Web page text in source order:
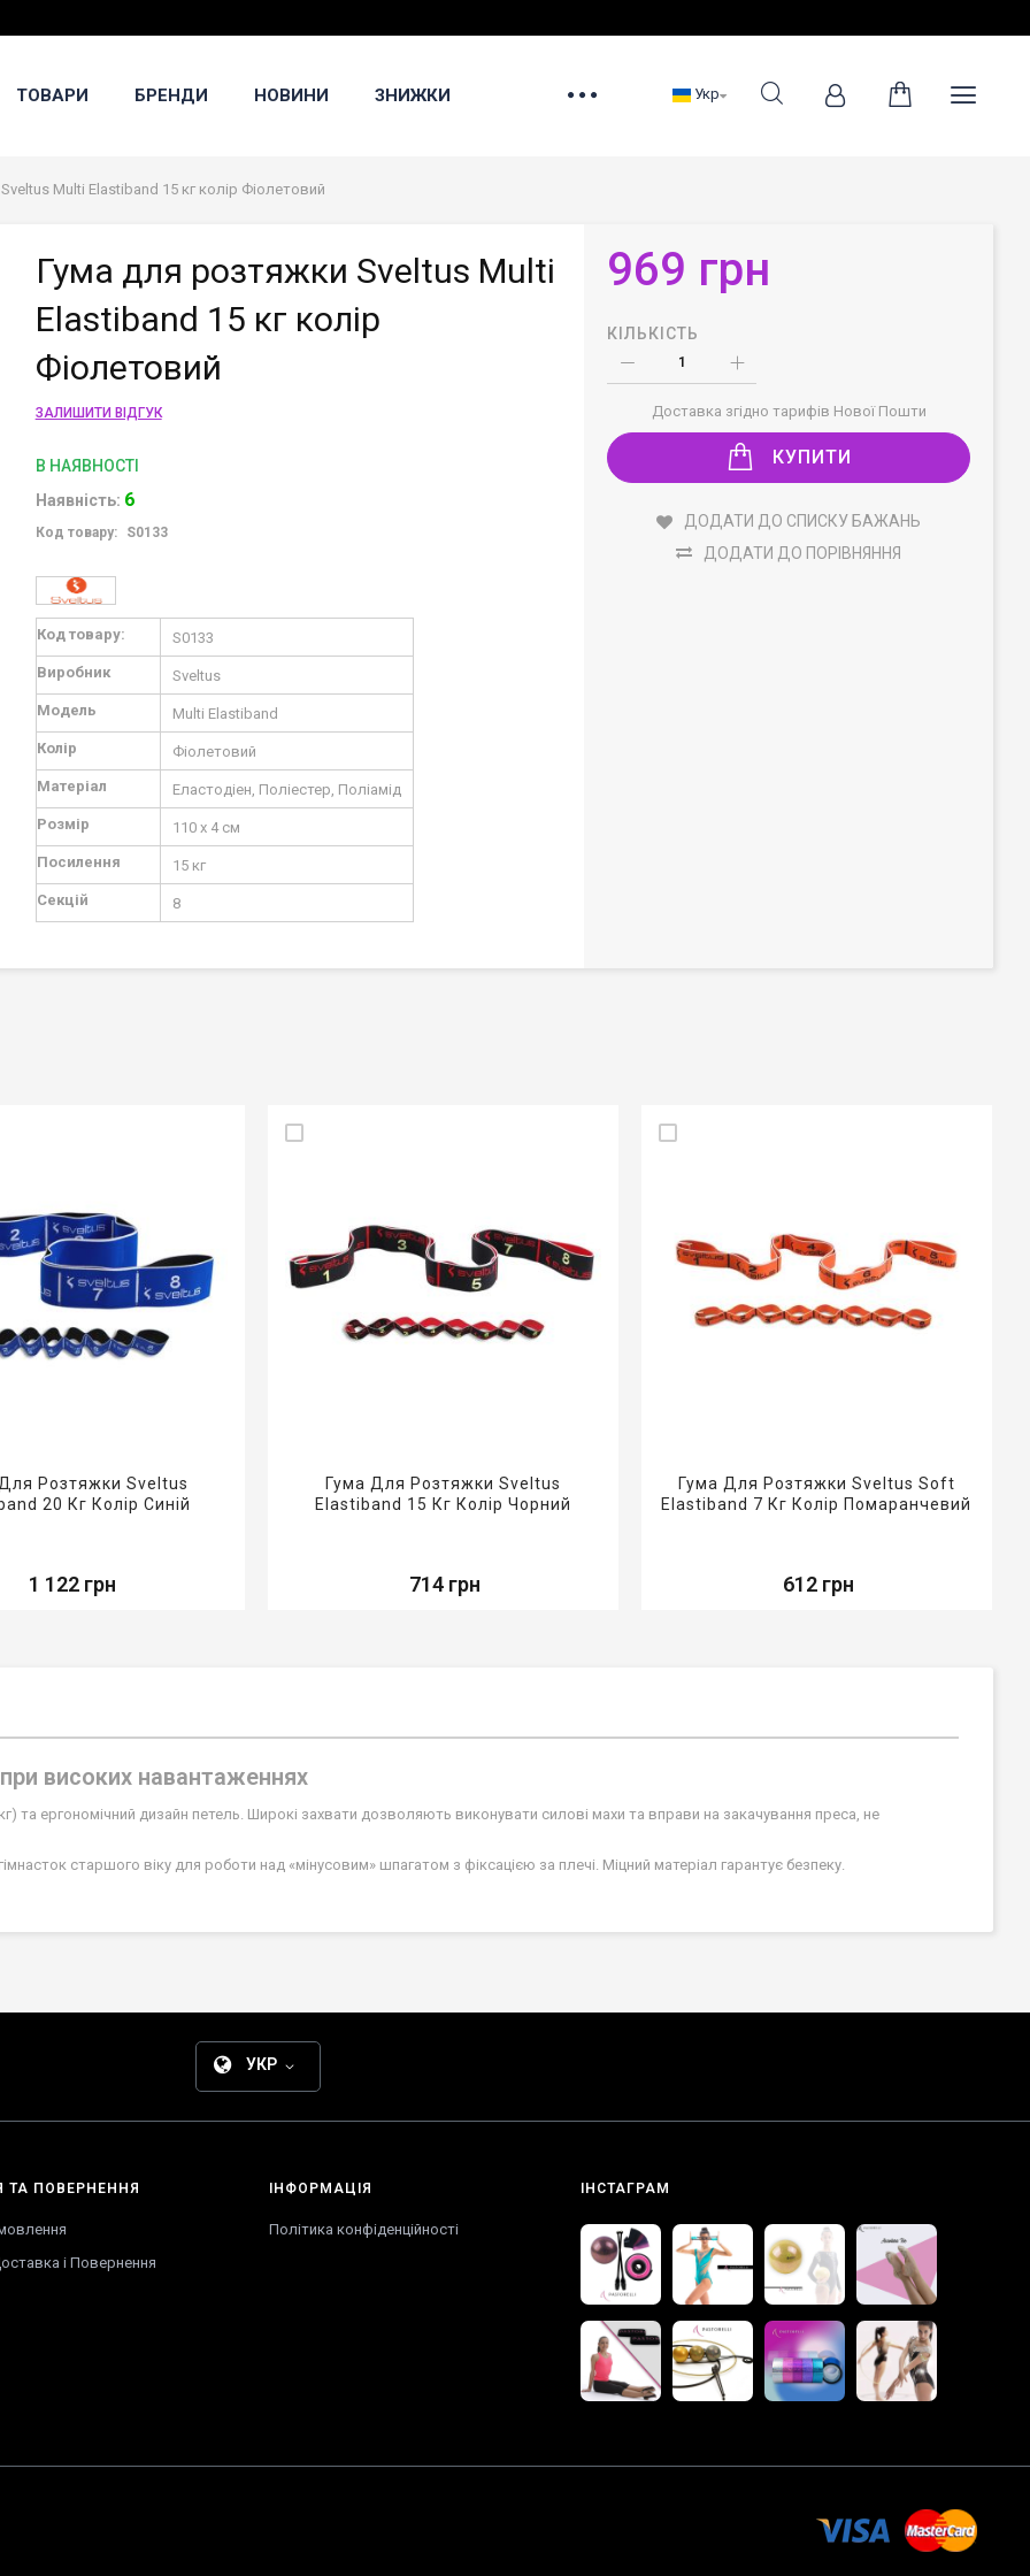
ТОВАРИ БРЕНДИ НОВИНИ ЗНИЖКИ Укр
Multi Elastiband 15 кг колір Фіолетовий
Гума для розтяжки Sveltus Multi
Elastiband 15 кг колір
Фіолетовий
ЗАЛИШИТИ ВІДГУК
В НАЯВНОСТІ
Наявність: 6
Код товару: S0133
Докладніше
Код товару:
S0133
Виробник
Sveltus
Модель
Multi Elastiband
Колір
Фіолетовий
Матеріал
Еластодіен, Поліестер, Поліамід
Розмір
110 х 4 см
Посилення
15 кг
Секцій
8
969 грн
КІЛЬКІСТЬ
Доставка згідно тарифів Нової Пошти
КУПИТИ
ДОДАТИ ДО СПИСКУ БАЖАНЬ
ДОДАТИ ДО ПОРІВНЯННЯ
Розтяжки Sveltus
20 Кг Колір Синій
1 122 грн
Гума Для Розтяжки Sveltus
Elastiband 15 Кг Колір Чорний
714 грн
Гума Для Розтяжки Sveltus Soft
Elastiband 7 Кг Колір Помаранчевий
612 грн
високих навантаженнях
та ергономічний дизайн петель. Широкі захвати дозволяють виконувати силові махи та вправи на закачування преса, не
старшого віку для роботи над «мінусовим» шпагатом з фіксацією за плечі. Міцний матеріал гарантує безпеку.
УКР
ТА ПОВЕРНЕННЯ
і Повернення
ІНФОРМАЦІЯ
Політика конфіденційності
ІНСТАГРАМ